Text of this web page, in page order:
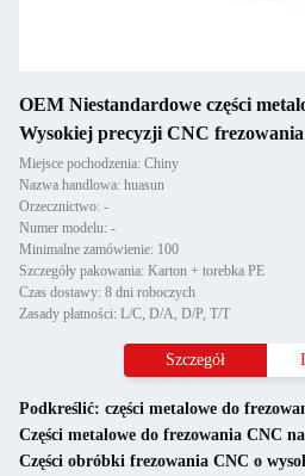
OEM Niestandardowe części
Wysokiej precyzji CNC
Miejsce pochodzenia: Chiny
Nazwa handlowa: huasun
Orzecznictwo: -
Numer modelu: -
Minimalne zamówienie: 100
Szczegóły pakowania: Karton + torebka PE
Czas dostawy: 8 dni roboczych
Zasady płatności: L/C, D/A, D/P, T/T
Szczegół
Podkreślić: części metalowe do
Części metalowe do frezowania CNC
Części obróbki frezowania CNC o